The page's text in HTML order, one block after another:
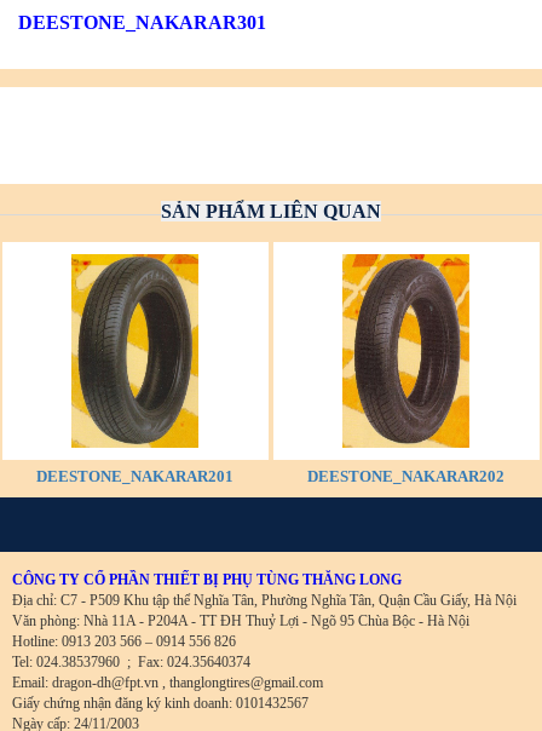
DEESTONE_NAKARAR301
SẢN PHẨM LIÊN QUAN
DEESTONE_NAKARAR201 DEESTONE_NAKARAR202
CÔNG TY CỔ PHẦN THIẾT BỊ PHỤ TÙNG THĂNG LONG
Địa chỉ: C7 - P509 Khu tập thể Nghĩa Tân, Phường Nghĩa Tân, Quận Cầu Giấy, Hà Nội
Văn phòng: Nhà 11A - P204A - TT ĐH Thuỷ Lợi - Ngõ 95 Chùa Bộc - Hà Nội
Hotline: 0913 203 566 – 0914 556 826
Tel: 024.38537960 ; Fax: 024.35640374
Email: dragon-dh@fpt.vn , thanglongtires@gmail.com
Giấy chứng nhận đăng ký kinh doanh: 0101432567
Ngày cấp: 24/11/2003